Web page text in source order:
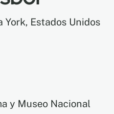
York, Estados Unidos
y Museo Nacional